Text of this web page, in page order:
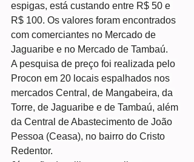
espigas, está custando entre R$ 50 e
R$ 100. Os valores foram encontrados
com comerciantes no Mercado de
Jaguaribe e no Mercado de Tambaú.
A pesquisa de preço foi realizada pelo
Procon em 20 locais espalhados nos
mercados Central, de Mangabeira, da
Torre, de Jaguaribe e de Tambaú, além
da Central de Abastecimento de João
Pessoa (Ceasa), no bairro do Cristo
Redentor.